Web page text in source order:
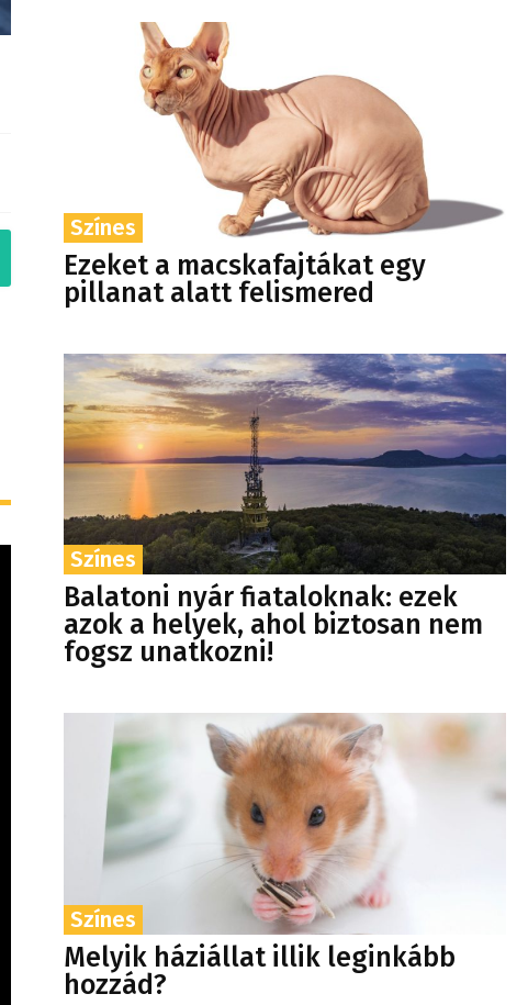
Színes
Ezeket a macskafajtákat egy
pillanat alatt felismered
Színes
Balatoni nyár fiataloknak: ezek
azok a helyek, ahol biztosan nem
fogsz unatkozni!
Színes
Melyik háziállat illik leginkább
hozzád?